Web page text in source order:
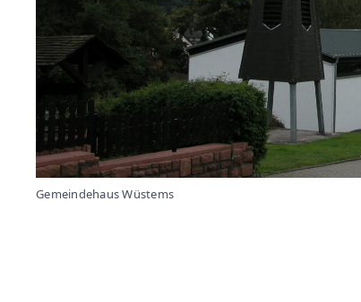
Gemeindehaus Wüstems